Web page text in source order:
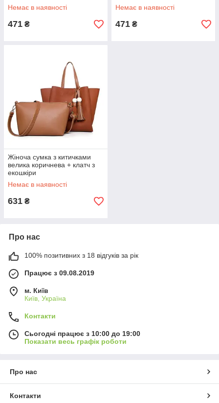
Немає в наявності
471 ₴
Немає в наявності
471 ₴
Жіноча сумка з китичками
велика коричнева + клатч з
екошкіри
Немає в наявності
631 ₴
Про нас
100% позитивних з 18 відгуків за рік
Працює з 09.08.2019
м. Київ
Київ, Україна
Контакти
Сьогодні працює з 10:00 до 19:00
Показати весь графік роботи
Про нас
Контакти